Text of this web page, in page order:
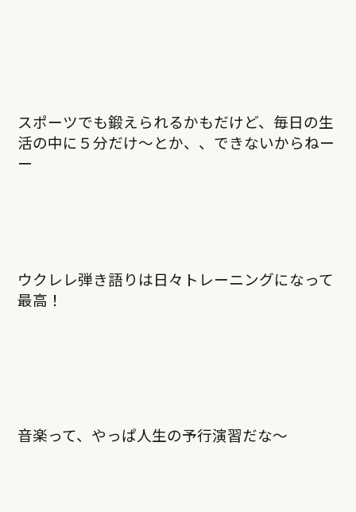
スポーツでも鍛えられるかもだけど、毎日の生
活の中に５分だけ〜とか、、できないからねー
ー
ウクレレ弾き語りは日々トレーニングになって
最高！
音楽って、やっぱ人生の予行演習だな～